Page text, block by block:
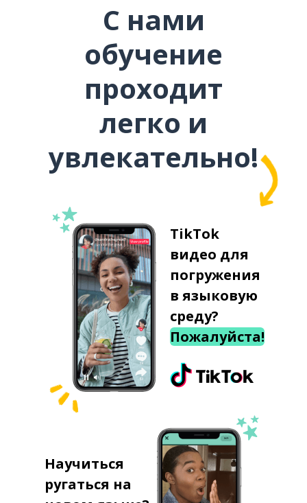
С нами
обучение
проходит
легко и
увлекательно!
TikTok
видео для
погружения
в языковую
среду?
Пожалуйста!
Научиться
ругаться на